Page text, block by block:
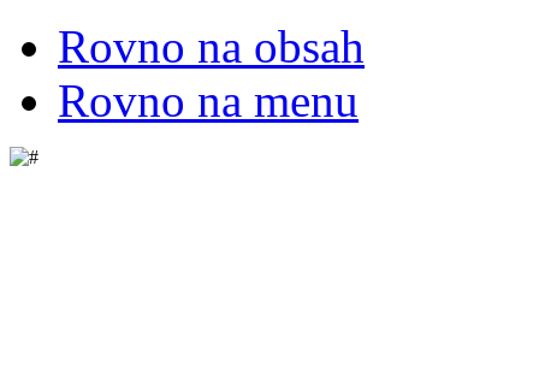
Rovno na obsah
Rovno na menu